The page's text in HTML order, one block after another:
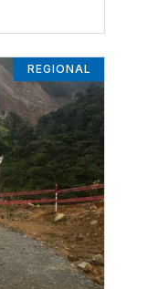
REGIONAL